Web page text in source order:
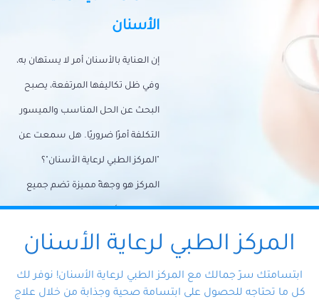
الأسنان
إن العناية بالأسنان أمر لا يستهان به،
وفي ظل تكاليفها المرتفعة، يصبح
البحث عن الحل المناسب والميسور
التكلفة أمرًا ضروريًا. هل سمعت عن
"المركز الطبي لرعاية الأسنان"؟
المركز هو وجهةً مميزة تضم جميع
احتياجات الأسنان تحت سقف واحد،
وتضمن لك حلاً شاملًا لجميع
المتخصص ذوي الخبرة، ستجد نفسك
المركز الطبي لرعاية الأسنان
ابتسامتك سرّ جمالك مع المركز الطبي لرعاية الأسنان! نوفر لك
كل ما تحتاجه للحصول على ابتسامة صحية وجذابة من خلال علاج